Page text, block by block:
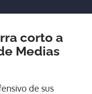
corto a
Medias
de sus